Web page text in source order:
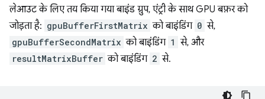
लेआउट के लिए तय किया गया बाइंड ग्रुप, एंट्री के साथ GPU बफ़र को
जोड़ता है: gpuBufferFirstMatrix को बाइंडिंग 0 से,
gpuBufferSecondMatrix को बाइंडिंग 1 से, और
resultMatrixBuffer को बाइंडिंग 2 से.